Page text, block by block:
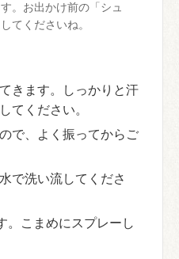
。お出かけ前の「シュ
てくださいね。
きます。しっかりと汗
てください。
で、よく振ってからご
で洗い流してくださ
。こまめにスプレーし